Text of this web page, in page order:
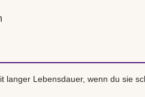
langer Lebensdauer, wenn du sie